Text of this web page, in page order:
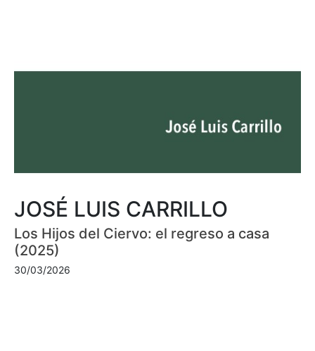
JOSÉ LUIS CARRILLO
Los Hijos del Ciervo: el regreso a casa
(2025)
30/03/2026